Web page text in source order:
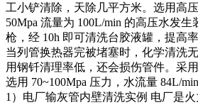
工小铲清除，天除几平方米。选用高
50Mpa 流量为 100L/min 的高压水发生
枪，经 10h 即可清洗台胶液罐，提高率
当列管换热器完被堵塞时，化学清洗
用钢钎清理率低，还会损伤管件。采
选用 70~100Mpa 压力，水流量 84L/
1）电厂输灰管内壁清洗实例 电厂是